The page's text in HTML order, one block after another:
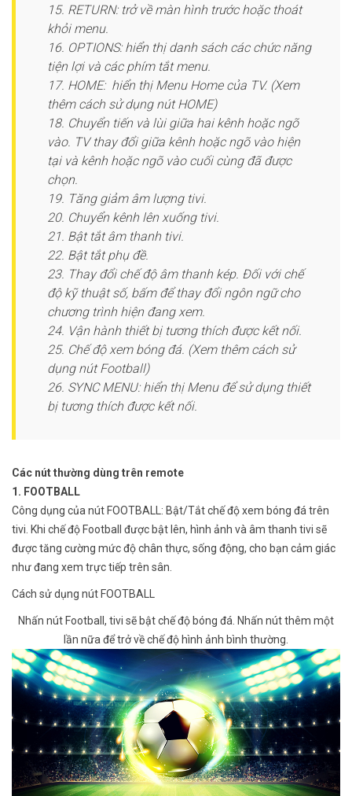
15. RETURN: trở về màn hình trước hoặc thoát
khỏi menu.
16. OPTIONS: hiển thị danh sách các chức năng
tiện lợi và các phím tắt menu.
17. HOME: hiển thị Menu Home của TV. (Xem
thêm cách sử dụng nút HOME)
18. Chuyển tiến và lùi giữa hai kênh hoặc ngõ
vào. TV thay đổi giữa kênh hoặc ngõ vào hiện
tại và kênh hoặc ngõ vào cuối cùng đã được
chọn.
19. Tăng giảm âm lượng tivi.
20. Chuyển kênh lên xuống tivi.
21. Bật tắt âm thanh tivi.
22. Bật tắt phụ đề.
23. Thay đổi chế độ âm thanh kép. Đối với chế
độ kỹ thuật số, bấm để thay đổi ngôn ngữ cho
chương trình hiện đang xem.
24. Vận hành thiết bị tương thích được kết nối.
25. Chế độ xem bóng đá. (Xem thêm cách sử
dụng nút Football)
26. SYNC MENU: hiển thị Menu để sử dụng thiết
bị tương thích được kết nối.
Các nút thường dùng trên remote
1. FOOTBALL
Công dụng của nút FOOTBALL: Bật/Tắt chế độ xem bóng đá trên
tivi. Khi chế độ Football được bật lên, hình ảnh và âm thanh tivi sẽ
được tăng cường mức độ chân thực, sống động, cho bạn cảm giác
như đang xem trực tiếp trên sân.
Cách sử dụng nút FOOTBALL
Nhấn nút Football, tivi sẽ bật chế độ bóng đá. Nhấn nút thêm một
lần nữa để trở về chế độ hình ảnh bình thường.